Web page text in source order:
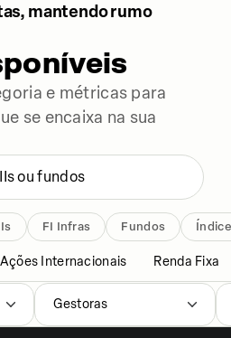
mantendo rumo
e métricas para
se encaixa na sua
FI Infras Fundos
Ações Internacionais Renda Fixa
Gestoras